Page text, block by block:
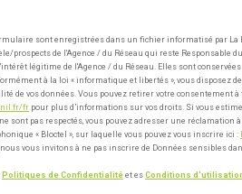
sont enregistrées dans un fichier informatisé par La
prospects de l'Agence / du Réseau qui reste Responsable
légitime de l'Agence / du Réseau. Elles sont
à la loi « informatique et libertés », vous disposez
de vos données. Vous pouvez retirer votre consentement
frpour plus d’informations sur vos droits. Si vous
sont pas respectés, vous pouvez adresser une réclamation
« Bloctel », sur laquelle vous pouvez vous inscrire ici :
vous invitons à ne pas inscrire de Données sensibles
Politiques de Confidentialitéet es Conditions